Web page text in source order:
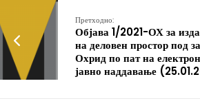
Претходно:
Објава 1/2021-ОХ за
на деловен простор под
Охрид по пат на
јавно наддавање